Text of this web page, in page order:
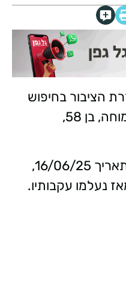
הציבור בחיפוש
אחר נעדר בשם מאיר בן מוחה, בן 58,
הנעדר נראה לאחרונה בתאריך 16/06/25,
נעלמו עקבותיו.